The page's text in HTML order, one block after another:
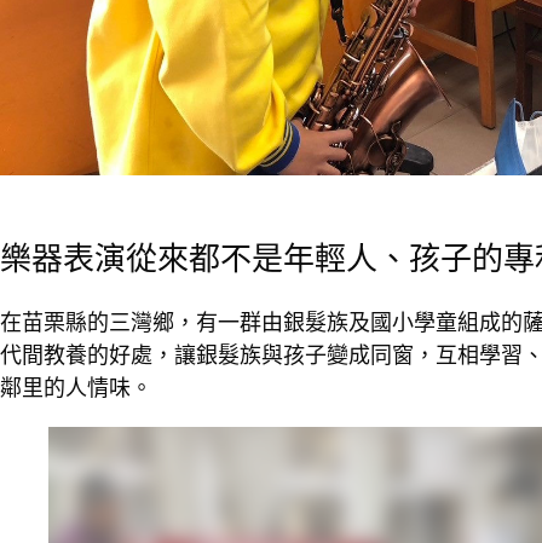
樂器表演從來都不是年輕人、孩子的
在苗栗縣的三灣鄉，有一群由銀髮族及國小學童組成的
代間教養的好處，讓銀髮族與孩子變成同窗，互相學習
鄰里的人情味。